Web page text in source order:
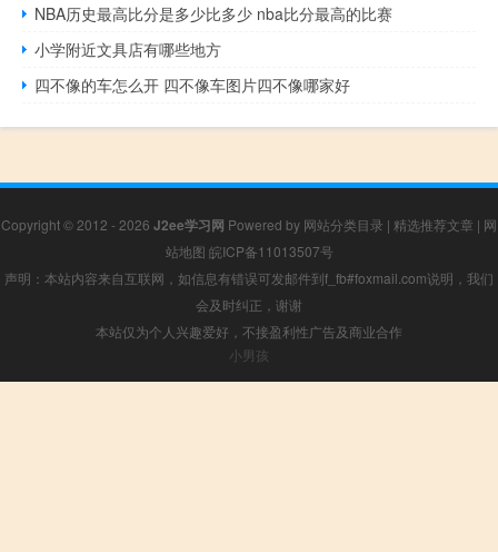
NBA历史最高比分是多少比多少 nba比分最高的比赛
小学附近文具店有哪些地方
四不像的车怎么开 四不像车图片四不像哪家好
Copyright © 2012 - 2026 J2ee学习网 Powered by 网站分类目录 | 精选推荐文章 | 网
站地图 皖ICP备11013507号
声明：本站内容来自互联网，如信息有错误可发邮件到f_fb#foxmail.com说明，我们
会及时纠正，谢谢
本站仅为个人兴趣爱好，不接盈利性广告及商业合作
小男孩